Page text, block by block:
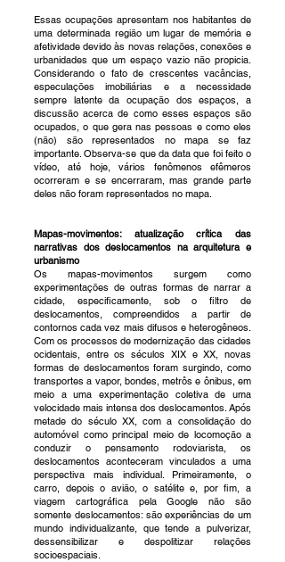
Essas ocupações apresentam nos habitantes de
uma determinada região um lugar de memória e
afetividade devido às novas relações, conexões e
urbanidades que um espaço vazio não propicia.
Considerando o fato de crescentes vacâncias,
especulações imobiliárias e a necessidade
sempre latente da ocupação dos espaços, a
discussão acerca de como esses espaços são
ocupados, o que gera nas pessoas e como eles
(não) são representados no mapa se faz
importante. Observa-se que da data que foi feito o
vídeo, até hoje, vários fenômenos efêmeros
ocorreram e se encerraram, mas grande parte
deles não foram representados no mapa.
Mapas-movimentos: atualização crítica das
narrativas dos deslocamentos na arquitetura e
urbanismo
Os mapas-movimentos surgem como
experimentações de outras formas de narrar a
cidade, especificamente, sob o filtro de
deslocamentos, compreendidos a partir de
contornos cada vez mais difusos e heterogêneos.
Com os processos de modernização das cidades
ocidentais, entre os séculos XIX e XX, novas
formas de deslocamentos foram surgindo, como
transportes a vapor, bondes, metrôs e ônibus, em
meio a uma experimentação coletiva de uma
velocidade mais intensa dos deslocamentos. Após
metade do século XX, com a consolidação do
automóvel como principal meio de locomoção a
conduzir o pensamento rodoviarista, os
deslocamentos aconteceram vinculados a uma
perspectiva mais individual. Primeiramente, o
carro, depois o avião, o satélite e, por fim, a
viagem cartográfica pela Google não são
somente deslocamentos: são experiências de um
mundo individualizante, que tende a pulverizar,
dessensibilizar e despolitizar relações
socioespaciais.